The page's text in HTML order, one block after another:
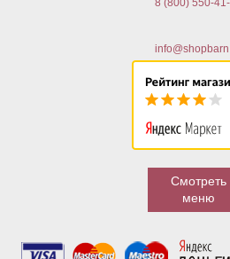
8 (800) 550-
Смотреть
меню